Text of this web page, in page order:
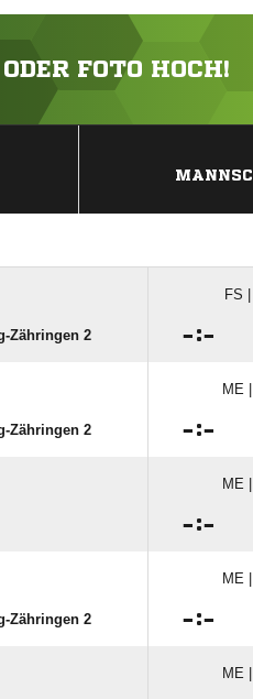
FOTO HOCH!
FS
Zähringen 2 :
ME
Zähringen 2 :
ME
:
ME
Zähringen 2 :
ME